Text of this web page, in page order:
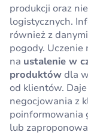
produkcji oraz
logistycznych.
również z
pogody.
na ustalenie w
produktów dla
od klientów.
negocjowania z
poinformowania
lub